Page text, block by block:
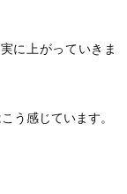
に上がっていきま
う感じています。